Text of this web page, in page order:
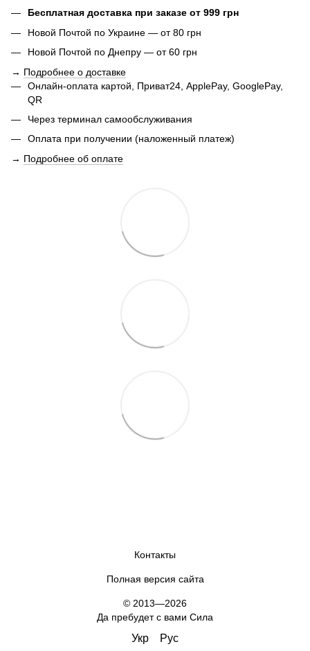
Бесплатная доставка при заказе от 999 грн
Новой Почтой по Украине — от 80 грн
Новой Почтой по Днепру — от 60 грн
→ Подробнее о доставке
Онлайн-оплата картой, Приват24, ApplePay, GooglePay,
QR
Через терминал самообслуживания
Оплата при получении (наложенный платеж)
→ Подробнее об оплате
Контакты
Полная версия сайта
© 2013—2026
Да пребудет с вами Сила
Укр Рус